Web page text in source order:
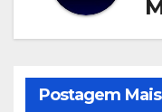
Postagem